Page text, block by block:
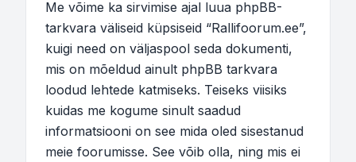
Me võime ka sirvimise ajal luua phpBB-
tarkvara väliseid küpsiseid “Rallifoorum.ee”,
kuigi need on väljaspool seda dokumenti,
mis on mõeldud ainult phpBB tarkvara
loodud lehtede katmiseks. Teiseks viisiks
kuidas me kogume sinult saadud
informatsiooni on see mida oled sisestanud
meie foorumisse. See võib olla, ning mis ei